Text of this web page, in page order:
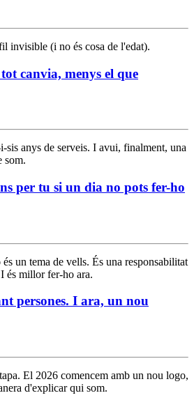
invisible (i no és cosa de l'edat).
canvia, menys el que
anys de serveis. I avui, finalment, una
som.
per tu si un dia no pots fer-ho
un tema de vells. És una responsabilitat
és millor fer-ho ara.
persones. I ara, un nou
El 2026 comencem amb un nou logo,
d'explicar qui som.